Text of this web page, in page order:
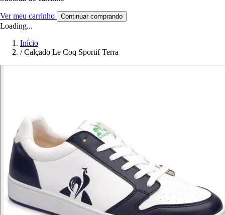
Ver meu carrinho Continuar comprando
Loading...
Início
/ Calçado Le Coq Sportif Terra